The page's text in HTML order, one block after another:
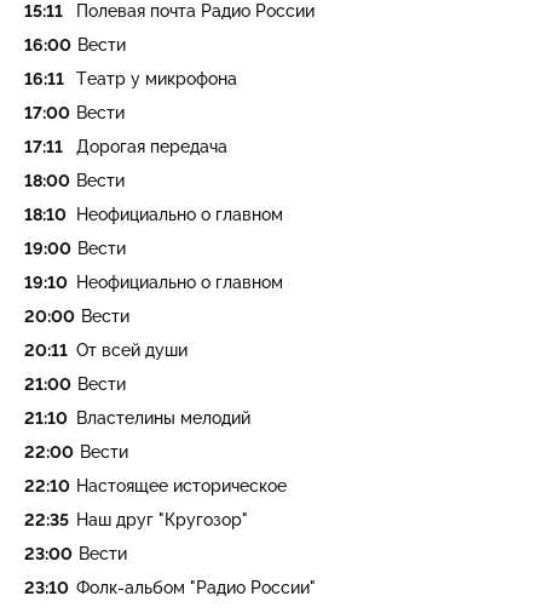
15:11
Полевая почта Радио России
16:00 Вести
16:11
Театр у микрофона
17:00 Вести
17:11
Дорогая передача
18:00 Вести
18:10
Неофициально о главном
19:00 Вести
19:10 Неофициально о главном
20:00 Вести
20:11 От всей души
21:00 Вести
21:10 Властелины мелодий
22:00 Вести
22:10 Настоящее историческое
22:35 Наш друг "Кругозор"
23:00 Вести
23:10 Фолк-альбом "Радио России"